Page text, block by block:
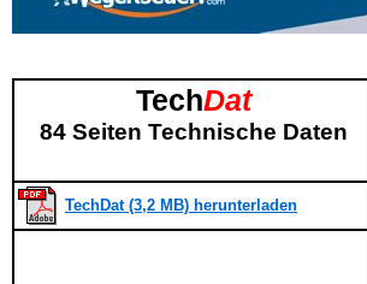
TechDat
84 Seiten Technische Daten
TechDat (3,2 MB) herunterladen